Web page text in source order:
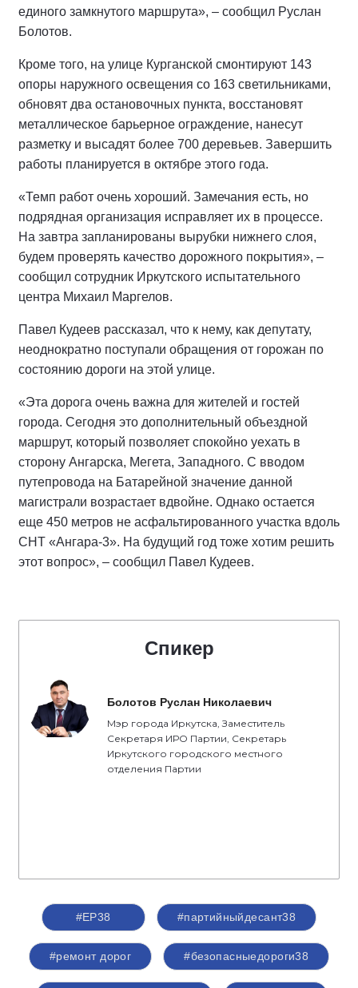
единого замкнутого маршрута», – сообщил Руслан
Болотов.
Кроме того, на улице Курганской смонтируют 143
опоры наружного освещения со 163 светильниками,
обновят два остановочных пункта, восстановят
металлическое барьерное ограждение, нанесут
разметку и высадят более 700 деревьев. Завершить
работы планируется в октябре этого года.
«Темп работ очень хороший. Замечания есть, но
подрядная организация исправляет их в процессе.
На завтра запланированы вырубки нижнего слоя,
будем проверять качество дорожного покрытия», –
сообщил сотрудник Иркутского испытательного
центра Михаил Маргелов.
Павел Кудеев рассказал, что к нему, как депутату,
неоднократно поступали обращения от горожан по
состоянию дороги на этой улице.
«Эта дорога очень важна для жителей и гостей
города. Сегодня это дополнительный объездной
маршрут, который позволяет спокойно уехать в
сторону Ангарска, Мегета, Западного. С вводом
путепровода на Батарейной значение данной
магистрали возрастает вдвойне. Однако остается
еще 450 метров не асфальтированного участка вдоль
СНТ «Ангара-3». На будущий год тоже хотим решить
этот вопрос», – сообщил Павел Кудеев.
Спикер
Болотов Руслан Николаевич
Мэр города Иркутска, Заместитель
Секретаря ИРО Партии, Секретарь
Иркутского городского местного
отделения Партии
#ЕР38 #партийныйдесант38
#ремонт дорог #безопасныедороги38